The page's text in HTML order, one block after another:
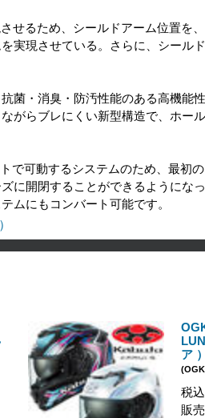
るため、シールドアーム位置を
実現させている。さらに、シール
・消臭・防汚性能のある高機能
がらブレにくい新型構造で、ホー
可動するシステムのため、最初
に開閉することができるようにな
ムにもコンバート可能です。
ア
税
販